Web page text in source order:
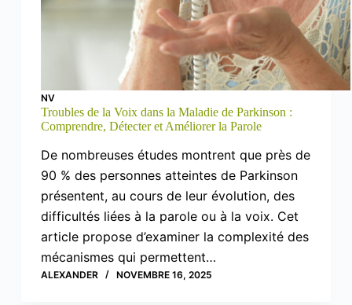
NV
Troubles de la Voix dans la Maladie de Parkinson :
Comprendre, Détecter et Améliorer la Parole
De nombreuses études montrent que près de
90 % des personnes atteintes de Parkinson
présentent, au cours de leur évolution, des
difficultés liées à la parole ou à la voix. Cet
article propose d’examiner la complexité des
mécanismes qui permettent…
ALEXANDER NOVEMBRE 16, 2025